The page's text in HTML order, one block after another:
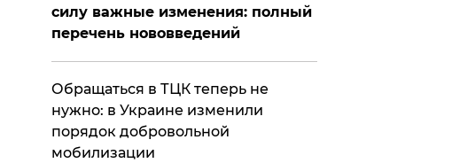
силу важные изменения: полный
перечень нововведений
Обращаться в ТЦК теперь не
нужно: в Украине изменили
порядок добровольной
мобилизации